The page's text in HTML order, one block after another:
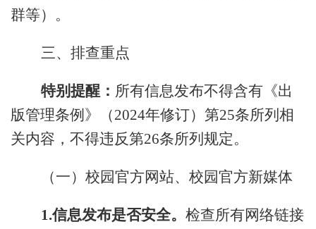
群等）。
三、排查重点
特别提醒： 所有信息发布不得含有《出
版管理条例》（2024年修订）第25条所列相
关内容，不得违反第26条所列规定。
（一）校园官方网站、校园官方新媒体
1.信息发布是否安全。 检查所有网络链接